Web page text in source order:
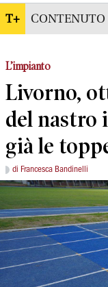
T+ CONTENUTO
L’impianto
Livorno,
del nastro
già le
di Francesca Bandinelli